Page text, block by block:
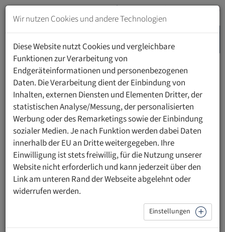
Zum
Inhalt
springen
Navigation
springen
HOME FORSCHUNG RECHTSERKENNTNIS UND WERTUNG
Rechtserkenntnis und Wertung
Hier geht es zunächst um die Notwendigkeit, aber auch die
wissenschaftstheoretische Möglichkeit einer
wertungsbewussten Jurisprudenz (1.), darauf aufbauend
dann um deren rechtstheoretische Grundlagen (2.).
1. Zur Notwendigkeit und Möglichkeit einer
wertungsbewussten Rechtswissenschaft
Wir nutzen Cookies und andere Technologien
Diese Website nutzt Cookies und vergleichbare
Funktionen zur Verarbeitung von
Endgeräteinformationen und personenbezogenen
Daten. Die Verarbeitung dient der Einbindung von
Inhalten, externen Diensten und Elementen Dritter, der
statistischen Analyse/Messung, der personalisierten
Werbung oder des Remarketings sowie der Einbindung
sozialer Medien. Je nach Funktion werden dabei Daten
innerhalb der EU an Dritte weitergegeben. Ihre
Einwilligung ist stets freiwillig, für die Nutzung unserer
Website nicht erforderlich und kann jederzeit über den
Link am unteren Rand der Webseite abgelehnt oder
widerrufen werden.
Einstellungen